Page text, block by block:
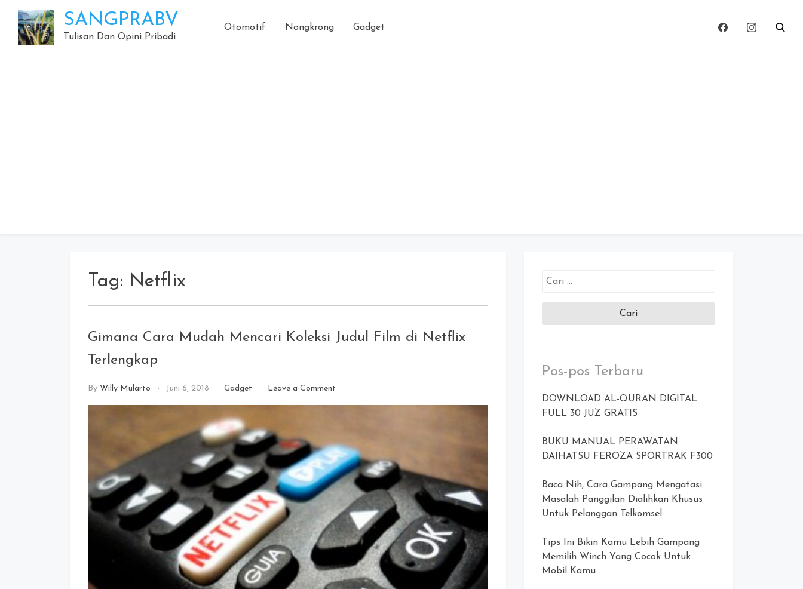
content
SANGPRABV
Tulisan Dan Opini Pribadi
Otomotif Nongkrong Gadget
Tag: Netflix
Gimana Cara Mudah Mencari Koleksi Judul Film di Netflix
Terlengkap
By Willy Mularto Juni 6, 2018 Gadget Leave a Commenton
Koleksi
Judul
Film
di
Netflix
Terlengkap
Cari
Pos-pos Terbaru
DOWNLOAD AL-QURAN DIGITAL
FULL 30 JUZ GRATIS
BUKU MANUAL PERAWATAN
DAIHATSU FEROZA SPORTRAK F300
Baca Nih, Cara Gampang Mengatasi
Masalah Panggilan Dialihkan Khusus
Untuk Pelanggan Telkomsel
Tips Ini Bikin Kamu Lebih Gampang
Memilih Winch Yang Cocok Untuk
Mobil Kamu